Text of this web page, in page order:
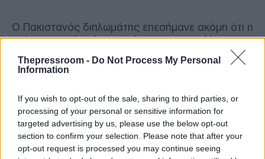
Thepressroom - Do Not Process My Personal
Information
If you wish to opt-out of the sale, sharing to third parties, or
processing of your personal or sensitive information for
targeted advertising by us, please use the below opt-out
section to confirm your selection. Please note that after your
opt-out request is processed you may continue seeing
Ο Πακιστανός διπλωμάτης επεσήμανε ακόμη ότι η
τρέχουσα κρίση έχει παγώσει τις συνομιλίες για
το πυρηνικό πρόγραμμα του Ιράν, διευρύνοντας
το χάσμα μεταξύ των εμπλεκόμενων πλευρών και
μπλοκάροντας το κρίσιμο έργο ελέγχου του
(ΔΟΑΕ).
Μόσχα και Πεκίνο καταδικάζουν τις
επιθέσεις και ζητούν ψυχραιμία